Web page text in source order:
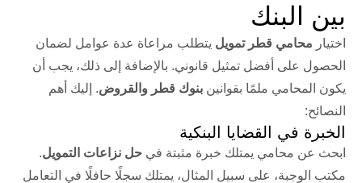
بين البنك
اختيار محامي قطر تمويل يتطلب مراعاة عدة عوامل لضمان
الحصول على أفضل تمثيل قانوني. بالإضافة إلى ذلك، يجب أن
يكون المحامي ملمًا بقوانين بنوك قطر والقروض. إليك أهم
النصائح:
الخبرة في القضايا البنكية
ابحث عن محامي يمتلك خبرة مثبتة في حل نزاعات التمويل.
مكتب الوجبة، على سبيل المثال، يمتلك سجلًا حافلًا في التعامل